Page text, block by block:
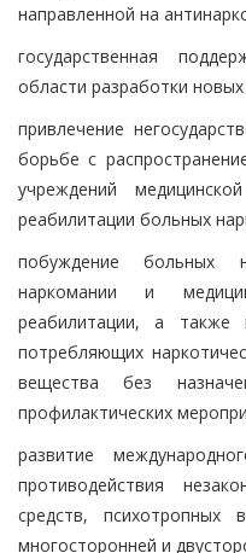
направленной на
государственная
области разработки
привлечение
борьбе с
учреждений
реабилитации больных
побуждение больных
наркомании и
реабилитации, а также
потребляющих
вещества без
профилактических
развитие
противодействия
средств,
многосторонней и